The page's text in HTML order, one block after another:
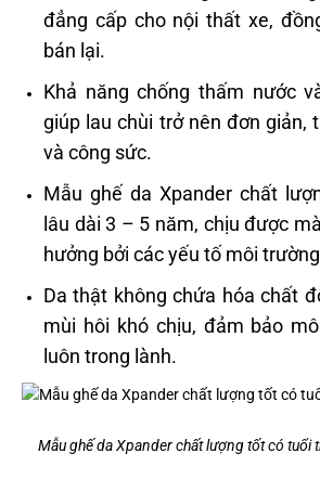
đẳng cấp cho nội thất xe,
bán lại.
Khả năng chống thấm nước
giúp lau chùi trở nên đơn giản,
và công sức.
Mẫu ghế da Xpander chất
lâu dài 3 – 5 năm, chịu được
hưởng bởi các yếu tố môi
Da thật không chứa hóa chất
mùi hôi khó chịu, đảm bảo
luôn trong lành.
Mẫu ghế da Xpander chất lượng tốt có tuổi